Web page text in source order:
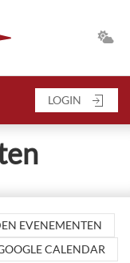
LOGIN
EVENEMENTEN
CALENDAR